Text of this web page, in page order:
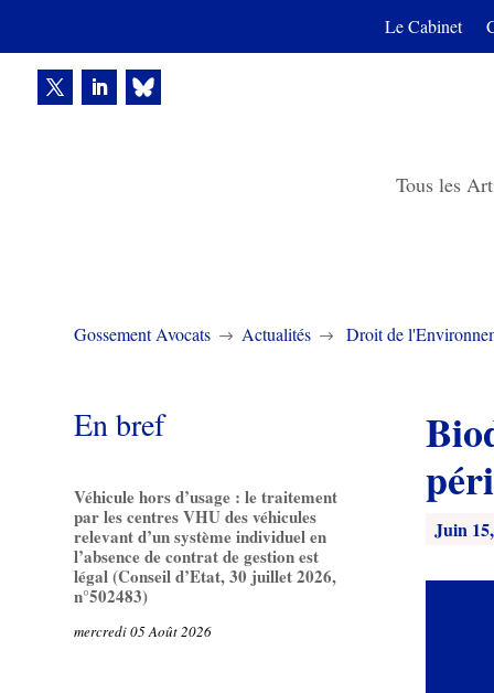
Le Cabinet
Tous les
Gossement Avocats $ Actualités $ Droit de
En bref
Véhicule hors d’usage : le traitement
par les centres VHU des véhicules
relevant d’un système individuel en
l’absence de contrat de gestion est
légal (Conseil d’Etat, 30 juillet 2026,
n°502483)
mercredi 05 Août 2026
Juin